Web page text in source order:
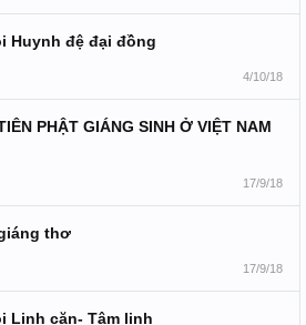
Huynh đệ đại đồng
4/10/18
PHẬT GIÁNG SINH Ở VIỆT NAM
17/9/18
thơ
17/9/18
Linh căn- Tâm linh